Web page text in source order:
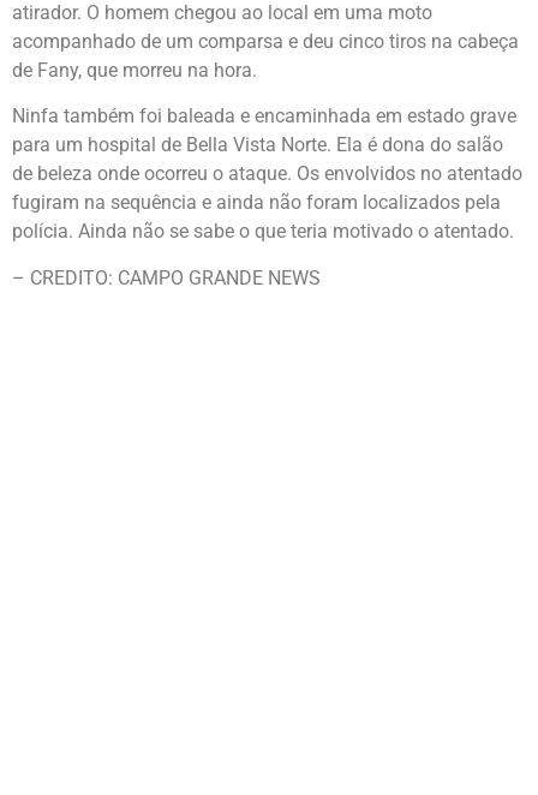
atirador. O homem chegou ao local em uma moto
acompanhado de um comparsa e deu cinco tiros na cabeça
de Fany, que morreu na hora.
Ninfa também foi baleada e encaminhada em estado grave
para um hospital de Bella Vista Norte. Ela é dona do salão
de beleza onde ocorreu o ataque. Os envolvidos no atentado
fugiram na sequência e ainda não foram localizados pela
polícia. Ainda não se sabe o que teria motivado o atentado.
– CREDITO: CAMPO GRANDE NEWS